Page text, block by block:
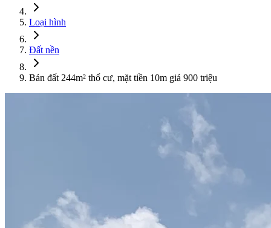
Loại hình
Đất nền
Bán đất 244m² thổ cư, mặt tiền 10m giá 900 triệu